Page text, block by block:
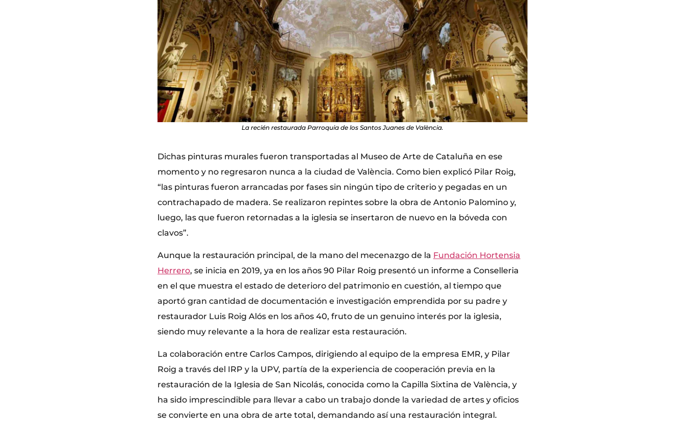
La recién restaurada Parroquia de los Santos Juanes de València.
Dichas pinturas murales fueron transportadas al Museo de Arte de Cataluña en ese
momento y no regresaron nunca a la ciudad de València. Como bien explicó Pilar Roig,
“las pinturas fueron arrancadas por fases sin ningún tipo de criterio y pegadas en un
contrachapado de madera. Se realizaron repintes sobre la obra de Antonio Palomino y,
luego, las que fueron retornadas a la iglesia se insertaron de nuevo en la bóveda con
clavos”.
Aunque la restauración principal, de la mano del mecenazgo de la Fundación Hortensia
Herrero, se inicia en 2019, ya en los años 90 Pilar Roig presentó un informe a Conselleria
en el que muestra el estado de deterioro del patrimonio en cuestión, al tiempo que
aportó gran cantidad de documentación e investigación emprendida por su padre y
restaurador Luis Roig Alós en los años 40, fruto de un genuino interés por la iglesia,
siendo muy relevante a la hora de realizar esta restauración.
La colaboración entre Carlos Campos, dirigiendo al equipo de la empresa EMR, y Pilar
Roig a través del IRP y la UPV, partía de la experiencia de cooperación previa en la
restauración de la Iglesia de San Nicolás, conocida como la Capilla Sixtina de València, y
ha sido imprescindible para llevar a cabo un trabajo donde la variedad de artes y oficios
se convierte en una obra de arte total, demandando así una restauración integral.